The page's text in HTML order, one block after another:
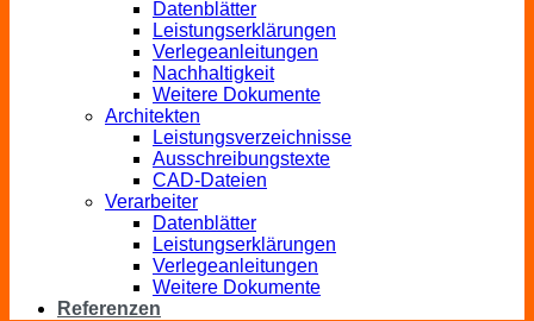
Datenblätter
Leistungserklärungen
Verlegeanleitungen
Nachhaltigkeit
Weitere Dokumente
Architekten
Leistungsverzeichnisse
Ausschreibungstexte
CAD-Dateien
Verarbeiter
Datenblätter
Leistungserklärungen
Verlegeanleitungen
Weitere Dokumente
Referenzen